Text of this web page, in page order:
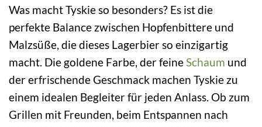
Was macht Tyskie so besonders? Es ist die
perfekte Balance zwischen Hopfenbittere und
Malzsüße, die dieses Lagerbier so einzigartig
macht. Die goldene Farbe, der feineSchaum und
der erfrischende Geschmack machen Tyskie zu
einem idealen Begleiter für jeden Anlass. Ob zum
Grillen mit Freunden, beim Entspannen nach